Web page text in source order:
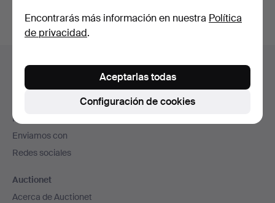
en
de
página
Ayuda y contacto
Contacta con el servicio de atención al cliente
Todas las casas de subastas
Modos de pago
Enviamos con
Redes sociales
Auctionet
Acerca de Auctionet
Encontrarás más información en nuestra Política
de privacidad.
Configuración de cookies
Aceptarlas todas